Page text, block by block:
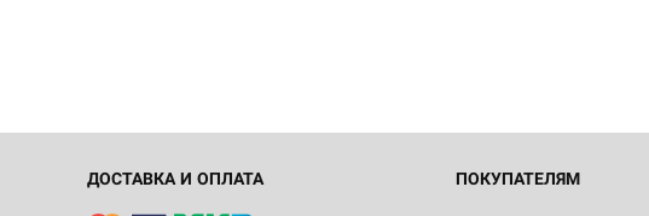
ДОСТАВКА И ОПЛАТА ПОКУПАТЕЛЯМ